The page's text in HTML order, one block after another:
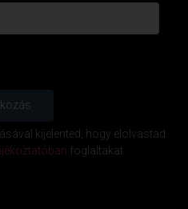
kijelented, hogy elolvastad
foglaltakat.